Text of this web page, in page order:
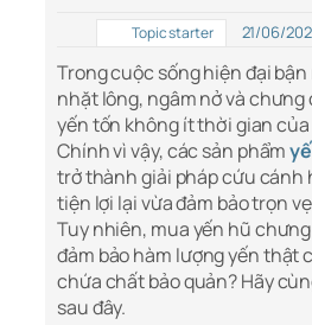
Topic starter 21/06/
Trong cuộc sống hiện đại
nhặt lông, ngâm nở và
yến tốn không ít thời gian
Chính vì vậy, các sản phẩm
trở thành giải pháp cứu cánh
tiện lợi lại vừa đảm bảo trọn
Tuy nhiên, mua yến hũ
đảm bảo hàm lượng yến thật
chứa chất bảo quản? Hãy
sau đây.